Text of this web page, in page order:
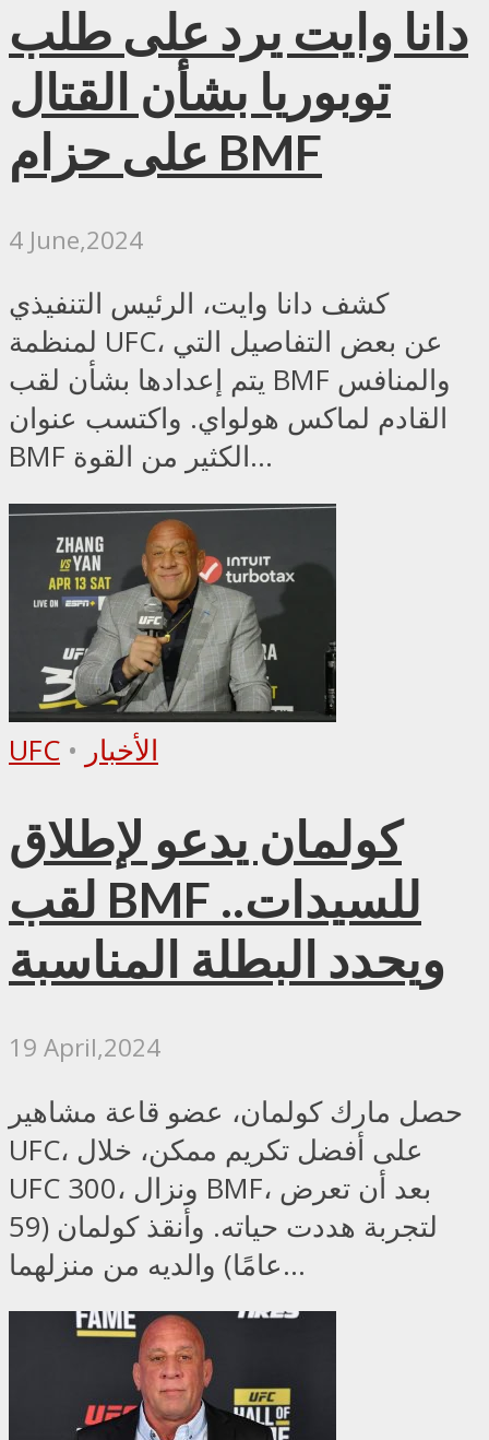
دانا وايت يرد على طلب
توبوريا بشأن القتال
على حزام BMF
4 June,2024
كشف دانا وايت، الرئيس التنفيذي
لمنظمة UFC، عن بعض التفاصيل التي
يتم إعدادها بشأن لقب BMF والمنافس
القادم لماكس هولواي. واكتسب عنوان
BMF الكثير من القوة...
UFC • الأخبار
كولمان يدعو لإطلاق
لقب BMF للسيدات..
ويحدد البطلة المناسبة
19 April,2024
حصل مارك كولمان، عضو قاعة مشاهير
UFC، على أفضل تكريم ممكن، خلال
UFC 300، ونزال BMF، بعد أن تعرض
لتجربة هددت حياته. وأنقذ كولمان (59
عامًا) والديه من منزلهما...